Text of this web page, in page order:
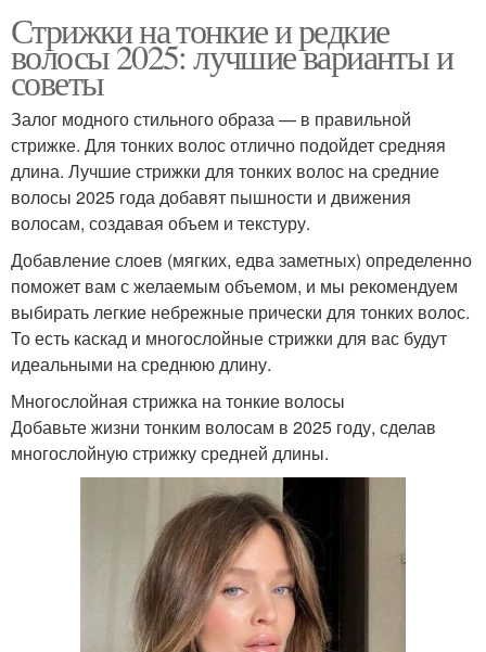
Стрижки на тонкие и редкие
волосы 2025: лучшие варианты и
советы
Залог модного стильного образа — в правильной
стрижке. Для тонких волос отлично подойдет средняя
длина. Лучшие стрижки для тонких волос на средние
волосы 2025 года добавят пышности и движения
волосам, создавая объем и текстуру.
Добавление слоев (мягких, едва заметных) определенно
поможет вам с желаемым объемом, и мы рекомендуем
выбирать легкие небрежные прически для тонких волос.
То есть каскад и многослойные стрижки для вас будут
идеальными на среднюю длину.
Многослойная стрижка на тонкие волосы
Добавьте жизни тонким волосам в 2025 году, сделав
многослойную стрижку средней длины.